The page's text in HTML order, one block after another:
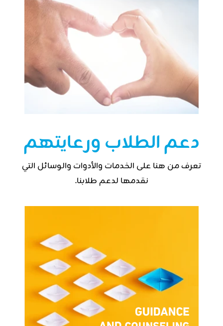
دعم الطلاب ورعايتهم
تعرف من هنا على الخدمات والأدوات والوسائل التي
نقدمها لدعم طلابنا.